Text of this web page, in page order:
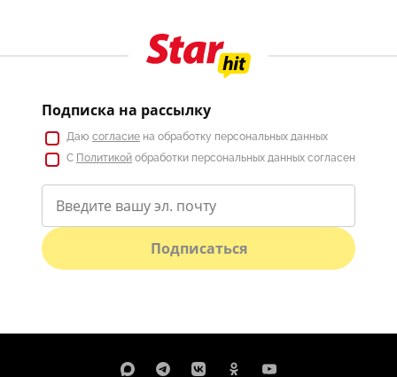
Подписка на рассылку
Даю согласие на обработку персональных данных
С Политикой обработки персональных данных согласен
Подписаться